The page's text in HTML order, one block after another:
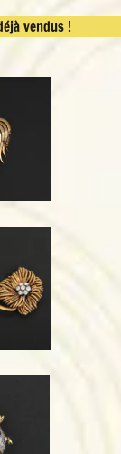
vendus !